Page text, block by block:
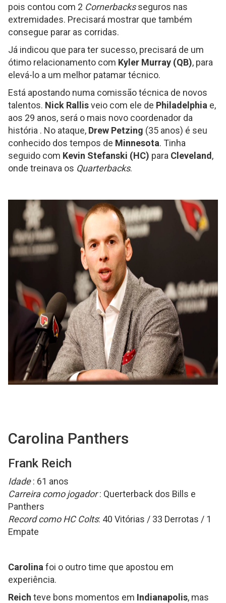
pois contou com 2 Cornerbacksseguros nas
extremidades. Precisará mostrar que também
consegue parar as corridas.
Já indicou que para ter sucesso, precisará de um
ótimo relacionamento com Kyler Murray (QB), para
elevá-lo a um melhor patamar técnico.
Está apostando numa comissão técnica de novos
talentos. Nick Rallisveio com ele de Philadelphia e,
aos 29 anos, será o mais novo coordenador da
história . No ataque, Drew Petzing (35 anos) é seu
conhecido dos tempos de Minnesota. Tinha
seguido com Kevin Stefanski (HC) para Cleveland ,
onde treinava os Quarterbacks.
Carolina Panthers
Frank Reich
Idade: 61 anos
Carreira como jogador: Querterback dos Bills e
Panthers
Record como HC Colts: 40 Vitórias / 33 Derrotas / 1
Empate
Carolina foi o outro time que apostou em
experiência.
Reich teve bons momentos em Indianapolis, mas